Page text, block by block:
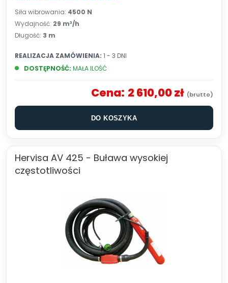
Siła wibrowania: 4500 N
Wydajność: 29 m³/h
Długość: 3 m
DOSTĘPNOŚĆ: MAŁA ILOŚĆ
REALIZACJA ZAMÓWIENIA: 1 - 3 DNI
Cena: 2 610,00 zł
DO KOSZYKA
Hervisa AV 425 - Buława wysokiej
częstotliwości